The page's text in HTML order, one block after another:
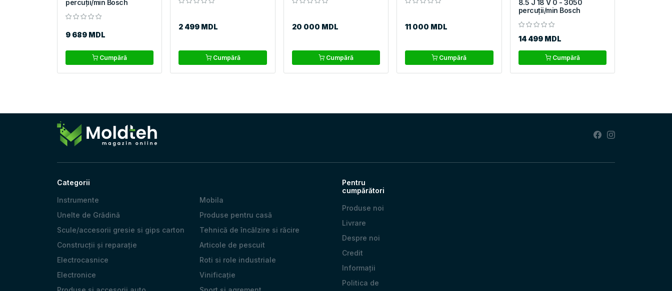
percuții/min Bosch
9 689 MDL
Cumpără
2 499 MDL
Cumpără
20 000 MDL
Cumpără
11 000 MDL
Cumpără
8.5 J 18 V 0 - 3050
percuţii/min Bosch
14 499 MDL
Cumpără
Categorii
Instrumente
Unelte de Grădină
Scule/accesorii gresie si gips carton
Construcții și reparație
Electrocasnice
Electronice
Mobila
Produse pentru casă
Tehnică de încălzire si răcire
Articole de pescuit
Roti si role industriale
Vinificație
Pentru
cumpărători
Produse noi
Livrare
Despre noi
Credit
Informații
Politica de